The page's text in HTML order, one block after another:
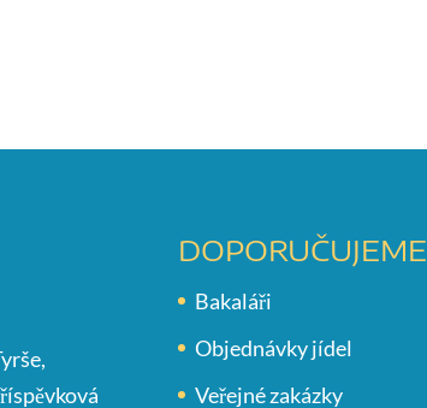
DOPORUČUJEME
Bakaláři
Objednávky jídel
Veřejné zakázky